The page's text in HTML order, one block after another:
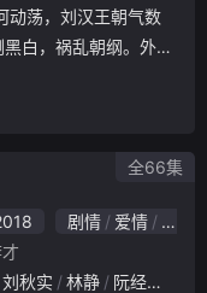
白，祸乱朝纲。外有
，黄巾当立”的口号，
时间狼烟四起，刘家
剧情 爱情
古装
刘秋实 林静 阮经天
全66集